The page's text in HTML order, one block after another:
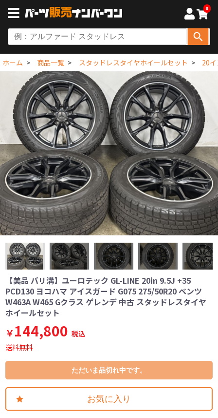
0
ホーム 商品一覧 スタッドレスタイヤホイールセット 20
【美品 バリ溝】ユーロテック GL-LINE 20in 9.5J +35
PCD130 ヨコハマ アイスガード G075 275/50R20 ベンツ
W463A W465 Gクラス ゲレンデ 中古 スタッドレスタイヤ
ホイールセット
￥144,800 税込
送料無料
ただいま品切れ中です。
お気に入り